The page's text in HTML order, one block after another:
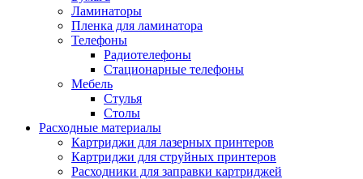
Ламинаторы
Пленка для ламинатора
Телефоны
Радиотелефоны
Стационарные телефоны
Мебель
Стулья
Столы
Расходные материалы
Картриджи для лазерных принтеров
Картриджи для струйных принтеров
Расходники для заправки картриджей